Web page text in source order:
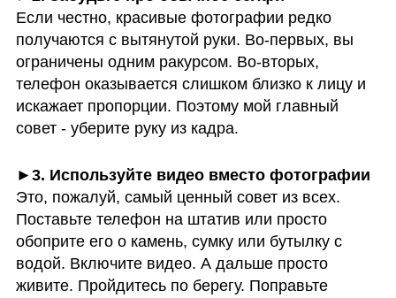
Если честно, красивые фотографии редко
получаются с вытянутой руки. Во-первых, вы
ограничены одним ракурсом. Во-вторых,
телефон оказывается слишком близко к лицу и
искажает пропорции. Поэтому мой главный
совет - уберите руку из кадра.
Это, пожалуй, самый ценный совет из всех.
Поставьте телефон на штатив или просто
обоприте его о камень, сумку или бутылку с
водой. Включите видео. А дальше просто
живите. Пройдитесь по берегу. Поправьте